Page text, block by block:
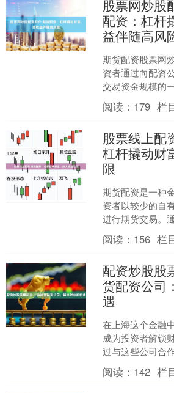
股票网炒股
配资：杠杆
益伴随高风
期货配资股票网
资者通过向配资
交易资金规模的
杆效应可以放大
风险。 通过浙江
阅读： 179 栏
股票线上配
杠杆撬动财
限
期货配资是一种
资者以较少的自
进行期货交易。
可以放大收益，
放大收益：**通
阅读： 156 栏
配资炒股股
货配资公司
遇
在上海这个金融
成为投资者解锁
过与这些公司合
资本配资炒股股
的潜在回报。 *
阅读： 142 栏